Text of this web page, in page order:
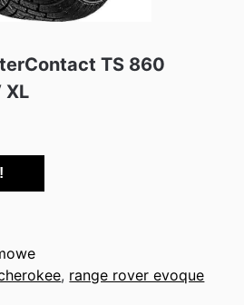
TS 860
XL
, range rover evoque